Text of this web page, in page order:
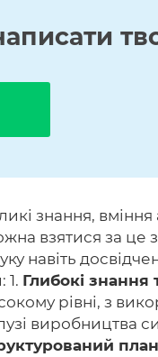
знання, вміння
взятися за це
навіть
1. Глибокі знання
рівні, з
виробництва